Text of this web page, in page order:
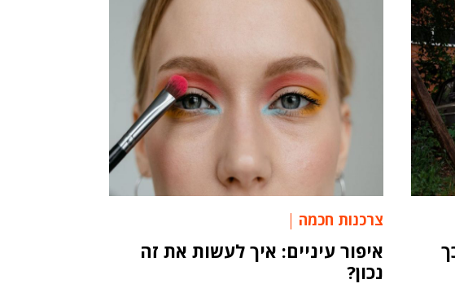
צרכנות חכמה
איפור עיניים: איך לעשות את זה
נכון?